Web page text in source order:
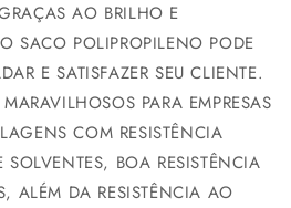
AO BRILHO E
SACO POLIPROPILENO PODE
E SATISFAZER SEU CLIENTE.
MARAVILHOSOS PARA EMPRESAS
COM RESISTÊNCIA
BOA RESISTÊNCIA
ALÉM DA RESISTÊNCIA AO